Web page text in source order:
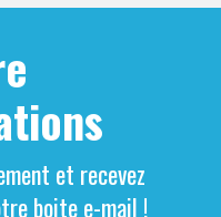
et recevez
boite e-mail !